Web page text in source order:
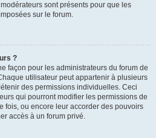
sont présents pour que les
sur le forum.
?
façon pour les administrateurs du forum de
utilisateur peut appartenir à plusieurs
des permissions individuelles. Ceci
qui pourront modifier les permissions de
fois, ou encore leur accorder des pouvoirs
accès à un forum privé.